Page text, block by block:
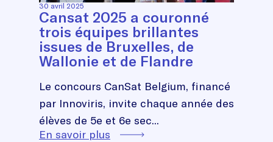
30 avril 2025
Cansat 2025 a couronné
trois équipes brillantes
issues de Bruxelles, de
Wallonie et de Flandre
Le concours CanSat Belgium, financé
par Innoviris, invite chaque année des
élèves de 5e et 6e sec...
En savoir plus